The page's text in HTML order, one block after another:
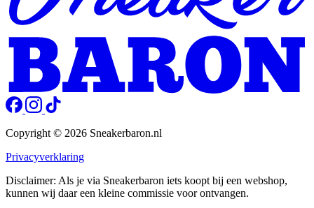
Copyright © 2026 Sneakerbaron.nl
Privacyverklaring
Disclaimer: Als je via Sneakerbaron iets koopt bij een webshop,
kunnen wij daar een kleine commissie voor ontvangen.